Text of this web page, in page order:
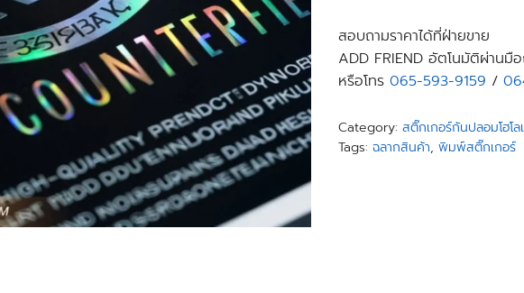
สอบถามราคาได้ที่ฝ่ายขาย
ADD FRIEND อัตโนมัติผ่านมื
หรือโทร 065-593-9159 /
Category: สติ๊กเกอร์กันปลอมโฮโ
Tags: ฉลากสินค้า, พิมพ์สติ๊กเกอร์